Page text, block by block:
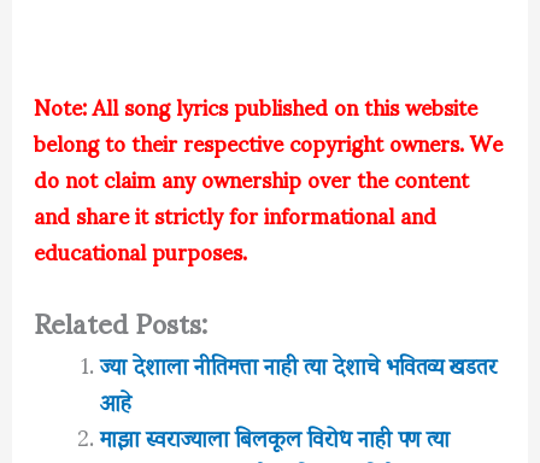
Note: All song lyrics published on this website
belong to their respective copyright owners. We
do not claim any ownership over the content
and share it strictly for informational and
educational purposes.
Related Posts:
ज्या देशाला नीतिमत्ता नाही त्या देशाचे भवितव्य खडतर
आहे
माझा स्वराज्याला बिलकूल विरोध नाही पण त्या